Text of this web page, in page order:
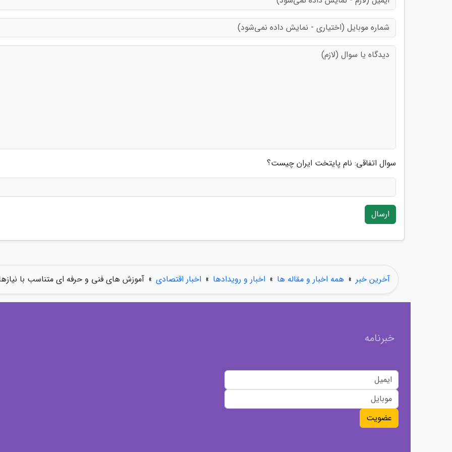
سوال اتفاقی: نام پایتخت ایران چیست؟
ارسال
آخرین خبر » همه اخبار و مقاله ها » اخبار و رویدادها » اخبار اقتصادی » آموزش های فنی و حرفه ای متناسب با
خبرنامه
عضویت